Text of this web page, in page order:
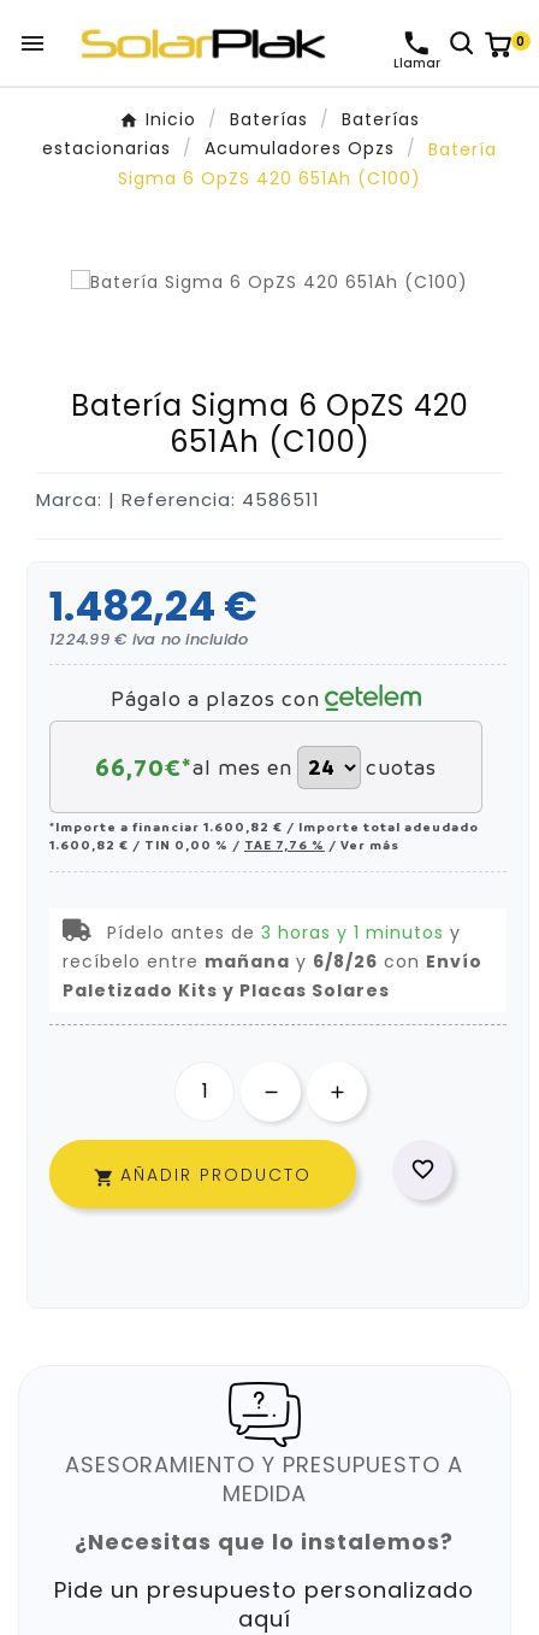

Llamar
0
Inicio Baterías
Baterías
estacionarias
Acumuladores Opzs
Batería
Sigma 6 OpZS 420 651Ah (C100)
Batería Sigma 6 OpZS 420
651Ah (C100)
Marca: | Referencia: 4586511
1.482,24 €
1224.99 € iva no incluido
Págalo a plazos con
66,70€*al mes en cuotas
*Importe a financiar 1.600,82 € / Importe total adeudado
1.600,82 € / TIN 0,00 % / TAE 7,76 % / Ver más
Pídelo antes de 3 horas y 1 minutos y
recíbelo entre mañana y 6/8/26 con Envío
Paletizado Kits y Placas Solares
 AÑADIR PRODUCTO 
ASESORAMIENTO Y PRESUPUESTO A
MEDIDA
¿Necesitas que lo instalemos?
Pide un presupuesto personalizado
aquí